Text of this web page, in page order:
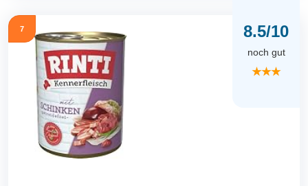
7 8.5/10
noch gut
★★★